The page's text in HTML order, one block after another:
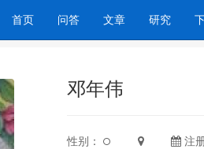
首页(current)
问答 文章 研究
邓年伟
性别： 注